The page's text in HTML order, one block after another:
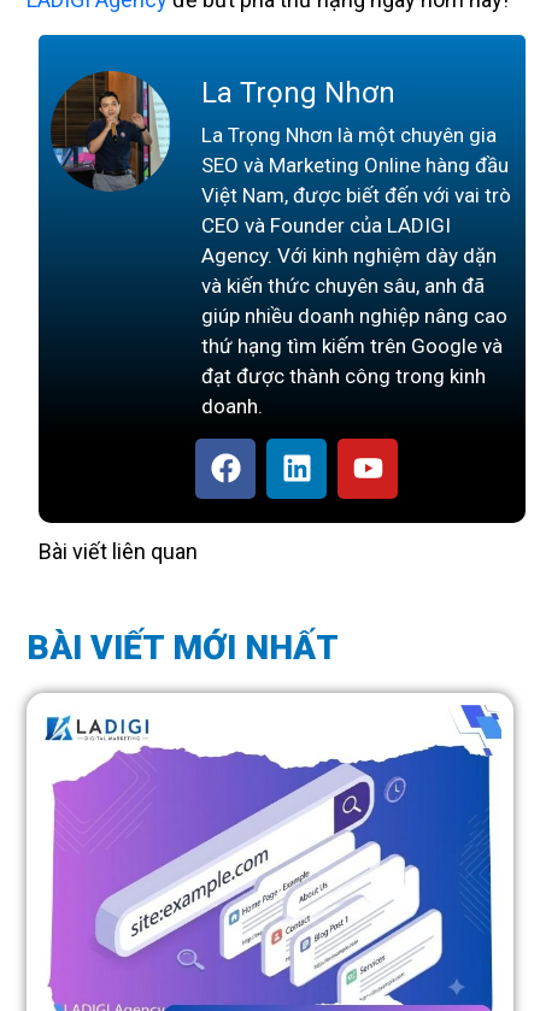
La Trọng Nhơn
La Trọng Nhơn là một chuyên gia
SEO và Marketing Online hàng đầu
Việt Nam, được biết đến với vai trò
CEO và Founder của LADIGI
Agency. Với kinh nghiệm dày dặn
và kiến thức chuyên sâu, anh đã
giúp nhiều doanh nghiệp nâng cao
thứ hạng tìm kiếm trên Google và
đạt được thành công trong kinh
doanh.
Bài viết liên quan
BÀI VIẾT MỚI NHẤT